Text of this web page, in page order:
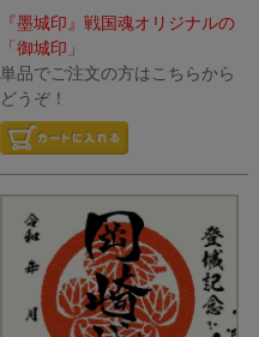
『墨城印』戦国魂オリジナルの
「御城印」
単品でご注文の方はこちらから
どうぞ！